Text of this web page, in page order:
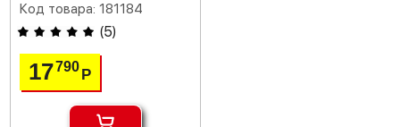
Код товара: 181184
(5)
17790Р